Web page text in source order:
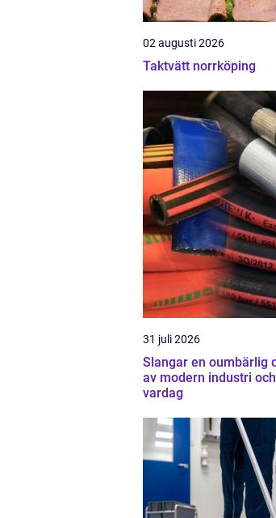
02 augusti 2026
Taktvätt norrköping
31 juli 2026
Slangar en oumbärlig del
av modern industri och
vardag